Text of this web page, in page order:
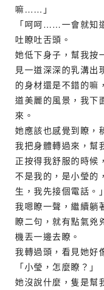
嘛……」
「呵呵……一會就知
吐瞭吐舌頭。
她低下身子，幫我按
見一道深深的乳溝出
的身材還是不錯的嘛
道美麗的風景，我下
來。
她應該也感覺到瞭，
我把身體轉過來，幫
正按得我舒服的時候
不是我的，是小瑩的
生，我先接個電話。」
我嗯瞭一聲，繼續躺
瞭二句，就有點氣兇
機丟一邊去瞭。
我轉過頭，看見她好
「小瑩，怎麼瞭？」
她沒說什麼，隻是幫